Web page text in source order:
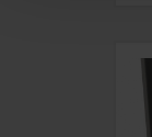
korzystasz z
Partnerzy